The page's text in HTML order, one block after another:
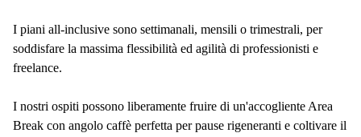
I piani all-inclusive sono settimanali, mensili o trimestrali, per
soddisfare la massima flessibilità ed agilità di professionisti e
freelance.
I nostri ospiti possono liberamente fruire di un'accogliente Area
Break con angolo caffè perfetta per pause rigeneranti e coltivare il